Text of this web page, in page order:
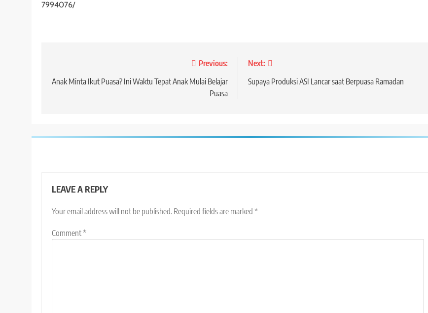
7994076/
navigation
Previous:
Anak Minta Ikut Puasa? Ini Waktu Tepat Anak Mulai Belajar
Puasa
Next:
Supaya Produksi ASI Lancar saat Berpuasa Ramadan
LEAVE A REPLY
Your email address will not be published. Required fields are marked *
Comment*